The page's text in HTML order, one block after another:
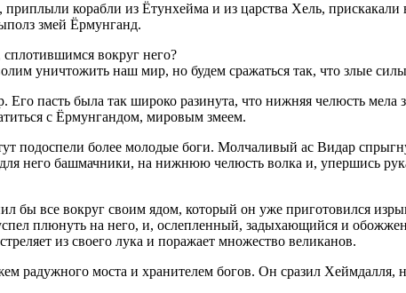
приплыли корабли из Ётунхейма и из царства Хель,
змей Ёрмунганд.
вокруг него?
уничтожить наш мир, но будем сражаться так, что злые силы
Его пасть была так широко разинута, что нижняя челюсть
с Ёрмунгандом, мировым змеем.
подоспели более молодые боги. Молчаливый ас Видар
него башмачники, на нижнюю челюсть волка и, упершись
бы все вокруг своим ядом, который он уже приготовился
плюнуть на него, и, ослепленный, задыхающийся и
из своего лука и поражает множество великанов.
радужного моста и хранителем богов. Он сразил Хеймдалля,